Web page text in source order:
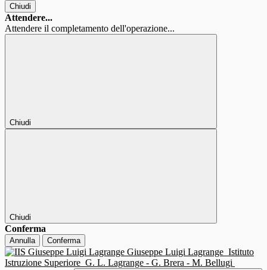
Chiudi
Attendere...
Attendere il completamento dell'operazione...
Chiudi
Chiudi
Conferma
Annulla Conferma
Giuseppe Luigi Lagrange Istituto
Istruzione Superiore G. L. Lagrange - G. Brera - M. Bellugi